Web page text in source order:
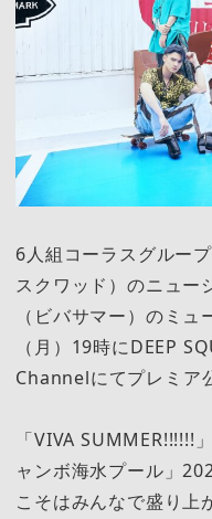
6人組コーラスグルー
スクワッド）のニュー
（ビバサマー）のミ
（月）19時にDEEP
Channelにてプレミア
「VIVA SUMMER!!!!!!
ャンボ海水プール」
こそはみんなで盛り上